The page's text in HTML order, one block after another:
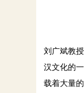
刘广斌教
汉文化的
载着大量